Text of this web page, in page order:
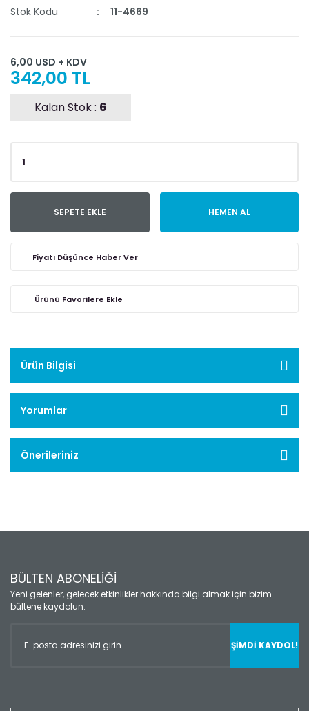
Stok Kodu
11-4669
6,00 USD + KDV
342,00 TL
Kalan Stok : 6
SEPETE EKLE HEMEN AL
Fiyatı Düşünce Haber Ver
Ürün Bilgisi
Yorumlar
Önerileriniz
BÜLTEN ABONELİĞİ
Yeni gelenler, gelecek etkinlikler hakkında bilgi almak için bizim
bültene kaydolun.
ŞİMDİ KAYDOL!